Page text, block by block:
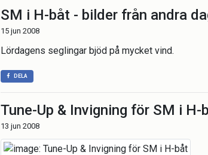
SM i H-båt - bilder från andra
15 jun 2008
Lördagens seglingar bjöd på mycket vind.
DELA
Tune-Up & Invigning för SM i H-
13 jun 2008